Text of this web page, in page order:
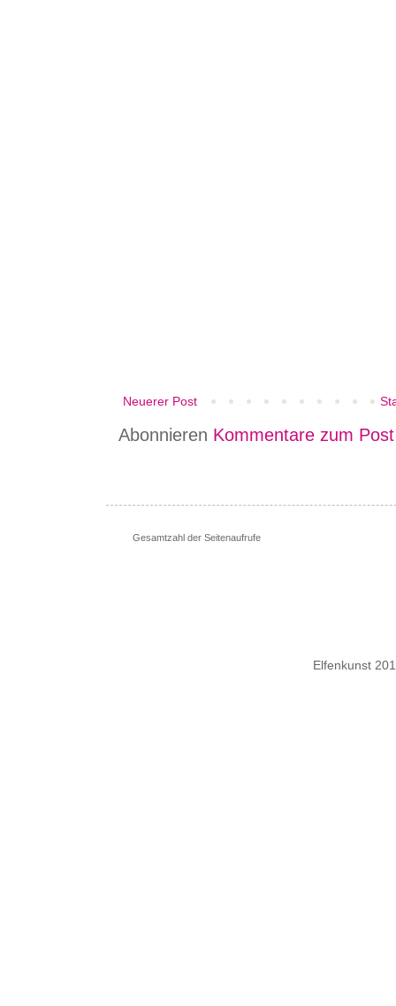
Neuerer Post
Abonnieren Kommentare zum
Gesamtzahl der Seitenaufrufe
Elfenkunst